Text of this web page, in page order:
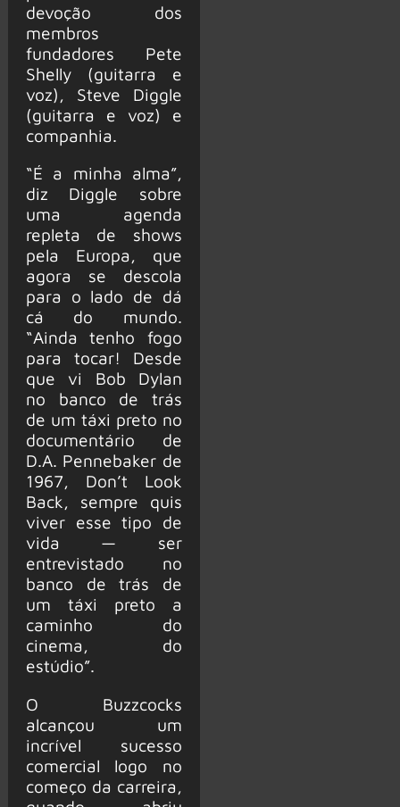
devoção dos
membros
fundadores Pete
Shelly (guitarra e
voz), Steve Diggle
(guitarra e voz) e
companhia.
“É a minha alma”,
diz Diggle sobre
uma agenda
repleta de shows
pela Europa, que
agora se descola
para o lado de dá
cá do mundo.
“Ainda tenho fogo
para tocar! Desde
que vi Bob Dylan
no banco de trás
de um táxi preto no
documentário de
D.A. Pennebaker de
1967, Don’t Look
Back, sempre quis
viver esse tipo de
vida — ser
entrevistado no
banco de trás de
um táxi preto a
caminho do
cinema, do
estúdio”.
O Buzzcocks
alcançou um
incrível sucesso
comercial logo no
começo da carreira,